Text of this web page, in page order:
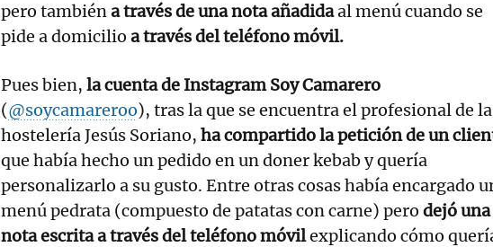
pero tambiéna través de una nota añadidaal menú cuando se
pide a domicilio a través del teléfono móvil.
Pues bien, la cuenta de Instagram Soy Camarero
(@soycamareroo), tras la que se encuentra el profesional de la
hostelería Jesús Soriano, ha compartido la petición de un
que había hecho un pedido en un doner kebab y quería
personalizarlo a su gusto. Entre otras cosas había encargado
menú pedrata (compuesto de patatas con carne) pero dejó una
nota escrita a través del teléfono móvilexplicando cómo